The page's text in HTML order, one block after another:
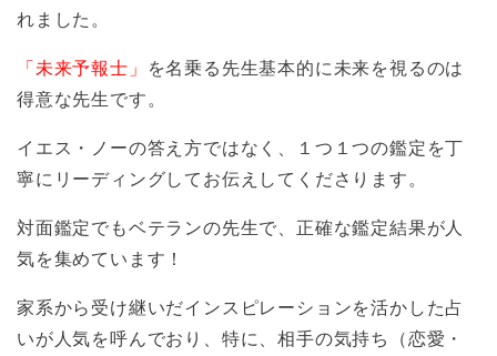
れました。
「未来予報士」
を名乗る先生基本的に未来を視るのは
得意な先生です。
イエス・ノーの答え方ではなく、１つ１つの鑑定を丁
寧にリーディングしてお伝えしてくださります。
対面鑑定でもベテランの先生で、正確な鑑定結果が人
気を集めています！
家系から受け継いだインスピレーションを活かした占
いが人気を呼んでおり、特に、相手の気持ち（恋愛・